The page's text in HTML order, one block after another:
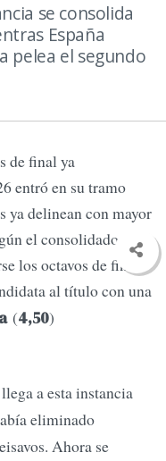
se consolida
España
pelea el segundo
de final ya
entró en su tramo
ya delinean con mayor
el consolidado de
los octavos de final
al título con una
(4,50)
a esta instancia
eliminado
Ahora se